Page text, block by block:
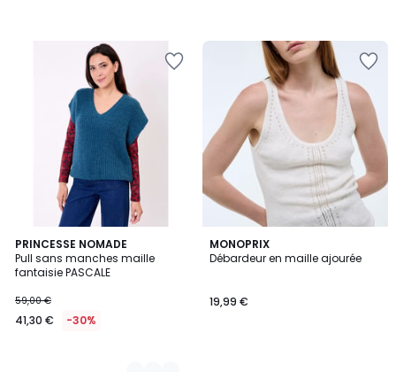
PRINCESSE NOMADE
Pull sans manches maille
fantaisie PASCALE
59,00 €
41,30 € -30%
4
Couleurs
MONOPRIX
Débardeur en maille ajourée
19,99 €